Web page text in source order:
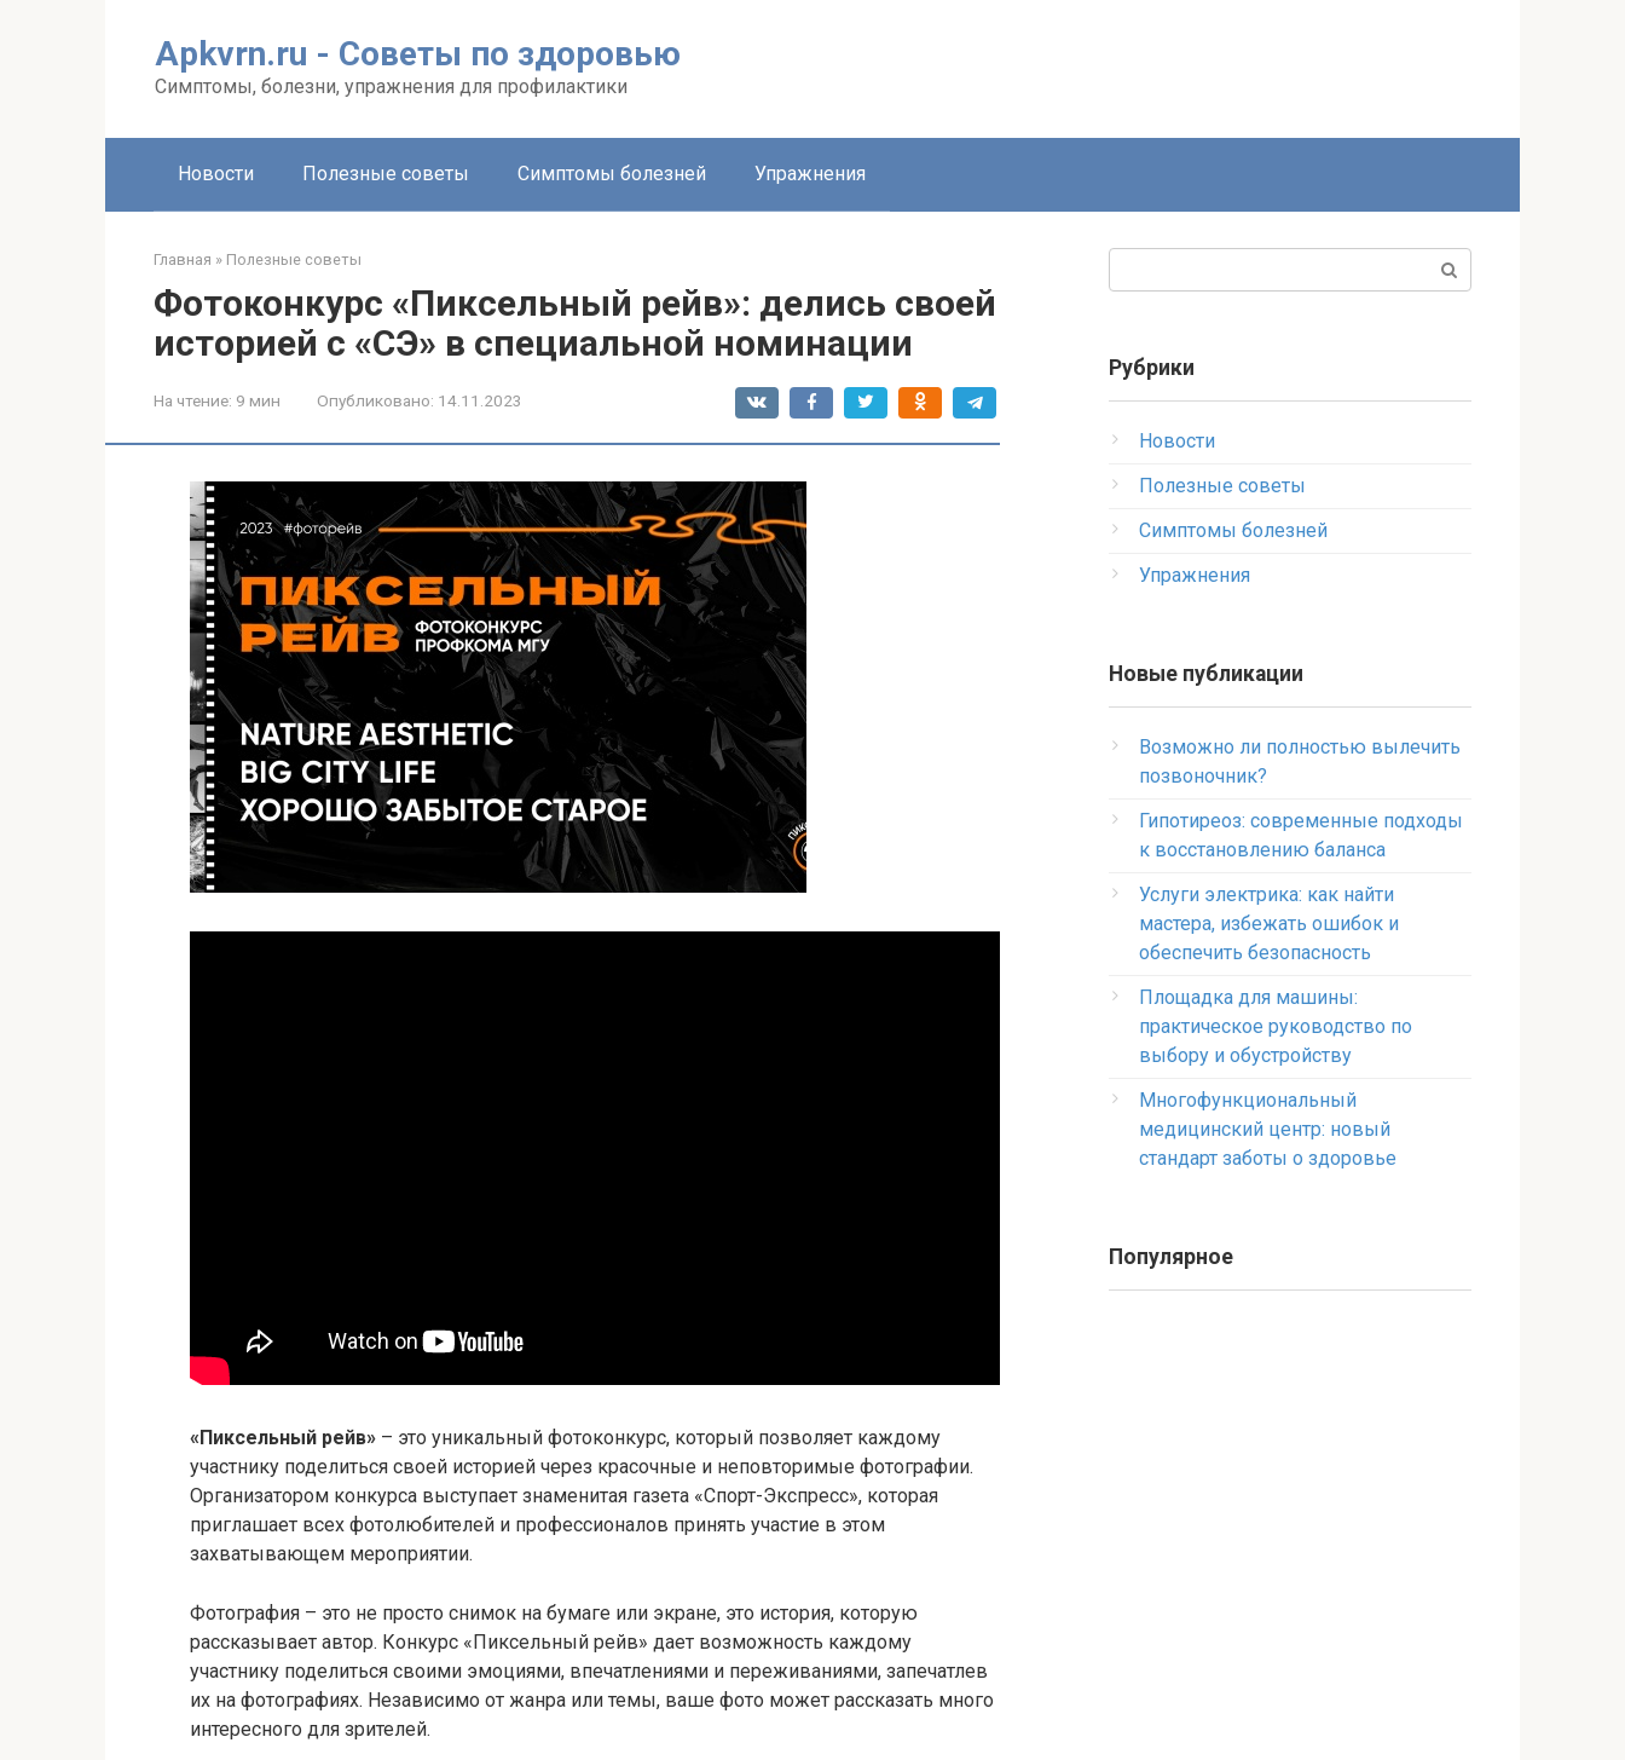
Apkvrn.ru - Советы по здоровью
Симптомы, болезни, упражнения для профилактики
Новости Полезные советы Симптомы болезней Упражнения
Главная » Полезные советы
Фотоконкурс «Пиксельный рейв»: делись своей
историей с «СЭ» в специальной номинации
На чтение: 9 мин Опубликовано: 14.11.2023
«Пиксельный рейв» – это уникальный фотоконкурс, который позволяет каждому
участнику поделиться своей историей через красочные и неповторимые фотографии.
Организатором конкурса выступает знаменитая газета «Спорт-Экспресс», которая
приглашает всех фотолюбителей и профессионалов принять участие в этом
захватывающем мероприятии.
Фотография – это не просто снимок на бумаге или экране, это история, которую
рассказывает автор. Конкурс «Пиксельный рейв» дает возможность каждому
участнику поделиться своими эмоциями, впечатлениями и переживаниями, запечатлев
их на фотографиях. Независимо от жанра или темы, ваше фото может рассказать много
интересного для зрителей.
Рубрики
Новости
Полезные советы
Симптомы болезней
Упражнения
Новые публикации
Возможно ли полностью вылечить
позвоночник?
Гипотиреоз: современные подходы
к восстановлению баланса
Услуги электрика: как найти
мастера, избежать ошибок и
обеспечить безопасность
Площадка для машины:
практическое руководство по
выбору и обустройству
Многофункциональный
медицинский центр: новый
стандарт заботы о здоровье
Популярное